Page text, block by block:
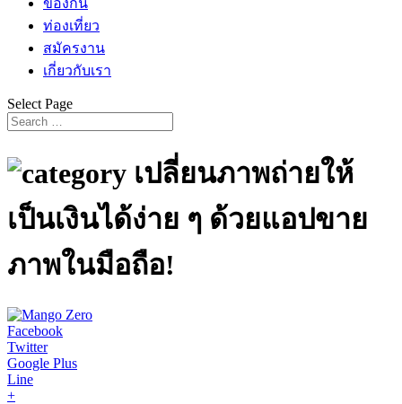
ของกิน
ท่องเที่ยว
สมัครงาน
เกี่ยวกับเรา
Select Page
เปลี่ยนภาพถ่ายให้
เป็นเงินได้ง่าย ๆ ด้วยแอปขาย
ภาพในมือถือ!
Facebook
Twitter
Google Plus
Line
+